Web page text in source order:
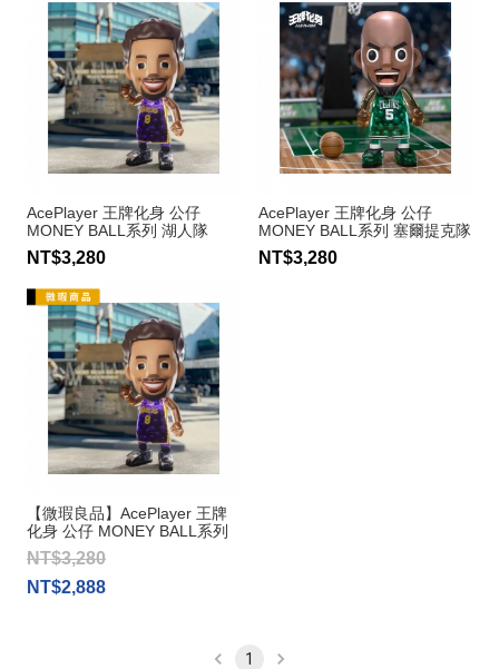
AcePlayer 王牌化身 公仔
MONEY BALL系列 湖人隊
Kobe Bryant #8
NT$3,280
AcePlayer 王牌化身 公仔
MONEY BALL系列 塞爾提克隊
Kevin Garnett #5
NT$3,280
【微瑕良品】AcePlayer 王牌
化身 公仔 MONEY BALL系列
湖人隊 Kobe Bryant #8
NT$3,280
NT$2,888
1